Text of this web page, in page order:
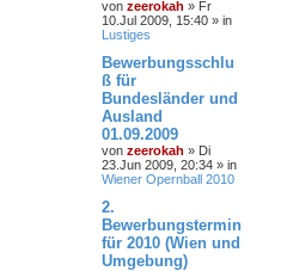
von zeerokah » Fr
10.Jul 2009, 15:40 » in
Lustiges
Bewerbungsschlu
ß für
Bundesländer und
Ausland
01.09.2009
von zeerokah » Di
23.Jun 2009, 20:34 » in
Wiener Opernball 2010
2.
Bewerbungstermin
für 2010 (Wien und
Umgebung)